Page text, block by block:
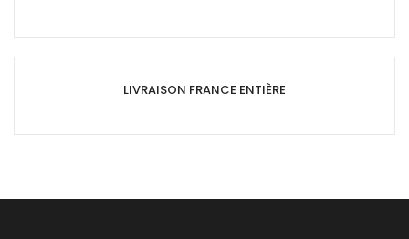
LIVRAISON FRANCE ENTIÈRE